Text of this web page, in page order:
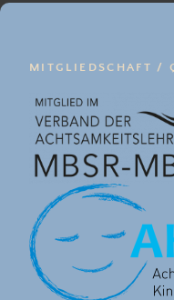
MITGLIEDSCHAFT /